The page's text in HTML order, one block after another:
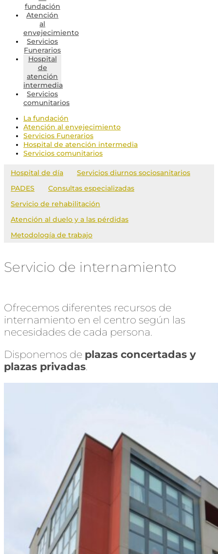
fundación
Atención
al
envejecimiento
Servicios
Funerarios
Hospital
de
atención
intermedia
Servicios
comunitarios
La fundación
Atención al envejecimiento
Servicios Funerarios
Hospital de atención intermedia
Servicios comunitarios
Hospital de día
Servicios diurnos sociosanitarios
PADES
Consultas especializadas
Servicio de rehabilitación
Atención al duelo y a las pérdidas
Metodología de trabajo
Servicio de internamiento
Ofrecemos diferentes recursos de
internamiento en el centro según las
necesidades de cada persona.
Disponemos de plazas concertadas y
plazas privadas